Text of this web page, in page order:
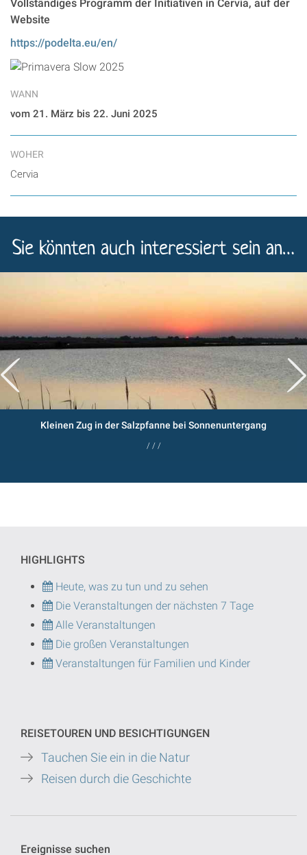
Vollständiges Programm der Initiativen in Cervia, auf der
Website
https://podelta.eu/en/
WANN
vom 21. März bis 22. Juni 2025
WOHER
Cervia
Sie könnten auch interessiert sein an…
Kleinen Zug in der Salzpfanne bei Sonnenuntergang
/ / /
HIGHLIGHTS
Heute, was zu tun und zu sehen
Die Veranstaltungen der nächsten 7 Tage
Alle Veranstaltungen
Die großen Veranstaltungen
Veranstaltungen für Familien und Kinder
REISETOUREN UND BESICHTIGUNGEN
Tauchen Sie ein in die Natur
Reisen durch die Geschichte
Ereignisse suchen